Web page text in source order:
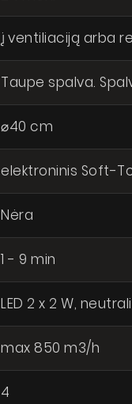
į ventiliaciją arba
Taupe spalva.
⌀40 cm
elektroninis Soft-
Nėra
1 - 9 min
LED 2 x 2 W,
max 850 m3/h
4